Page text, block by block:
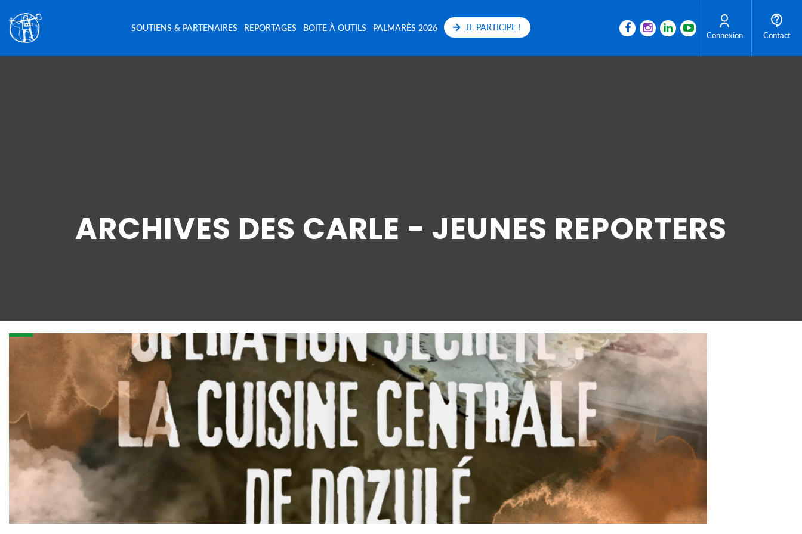
SOUTIENS & PARTENAIRES REPORTAGES BOITE À OUTILS PALMARÈS 2026 JE PARTICIPE !
Connexion Contact
ARCHIVES DES CARLE - JEUNES REPORTERS